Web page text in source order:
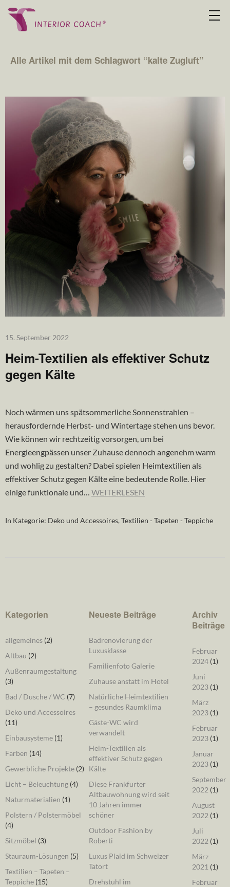
Alle Artikel mit dem Schlagwort “kalte Zugluft”
15. September 2022
Heim-Textilien als effektiver Schutz
gegen Kälte
Noch wärmen uns spätsommerliche Sonnenstrahlen –
herausfordernde Herbst- und Wintertage stehen uns bevor.
Wie können wir rechtzeitig vorsorgen, um bei
Energieengpässen unser Zuhause dennoch angenehm warm
und wohlig zu gestalten? Dabei spielen Heimtextilien als
effektiver Schutz gegen Kälte eine bedeutende Rolle. Hier
einige funktionale und… WEITERLESEN
In Kategorie: Deko und Accessoires,Textilien - Tapeten - Teppiche
Kategorien
allgemeines (2)
Altbau (2)
Außenraumgestaltung
(3)
Bad / Dusche / WC (7)
Deko und Accessoires
(11)
Einbausysteme (1)
Farben (14)
Gewerbliche Projekte (2)
Licht – Beleuchtung (4)
Naturmaterialien (1)
Polstern / Polstermöbel
(4)
Sitzmöbel (3)
Stauraum-Lösungen (5)
Textilien – Tapeten –
Teppiche (15)
Neueste Beiträge
Badrenovierung der
Luxusklasse
Familienfoto Galerie
Zuhause anstatt im Hotel
Natürliche Heimtextilien
– gesundes Raumklima
Gäste-WC wird
verwandelt
Heim-Textilien als
effektiver Schutz gegen
Kälte
Diese Frankfurter
Altbauwohnung wird seit
10 Jahren immer
schöner
Outdoor Fashion by
Roberti
Luxus Plaid im Schweizer
Tatort
Drehstuhl im
Archiv
Beiträge
Februar
2024(1)
Juni
2023(1)
März
2023(1)
Februar
2023(1)
Januar
2023(1)
September
2022 (1)
August
2022 (1)
Juli
2022 (1)
März
2021 (1)
Februar